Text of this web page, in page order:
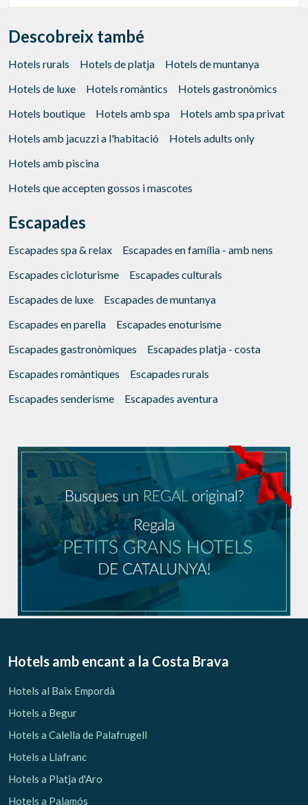
Descobreix també
Hotels rurals Hotels de platja
Hotels de muntanya
Hotels de luxe
Hotels romàntics
Hotels gastronòmics
Hotels boutique
Hotels amb spa
Hotels amb spa privat
Hotels amb jacuzzi a l'habitació
Hotels adults only
Hotels amb piscina
Hotels que accepten gossos i mascotes
Escapades
Escapades spa & relax
Escapades en família - amb nens
Escapades cicloturisme
Escapades culturals
Escapades de luxe
Escapades de muntanya
Escapades en parella
Escapades enoturisme
Escapades gastronòmiques
Escapades platja - costa
Escapades romàntiques
Escapades rurals
Escapades senderisme
Escapades aventura
Hotels amb encant a la Costa Brava
Hotels al Baix Empordà
Hotels a Begur
Hotels a Calella de Palafrugell
Hotels a Llafranc
Hotels a Platja d'Aro
Hotels a Palamós